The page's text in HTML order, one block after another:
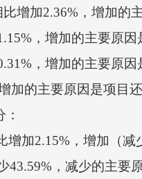
加2.36%，增加的主
，增加的主要原因
，增加的主要原因
的主要原因是项目还
2.15%，增加（减
，减少的主要原